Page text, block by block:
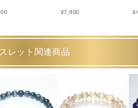
¥7,800 ¥
レット関連商品